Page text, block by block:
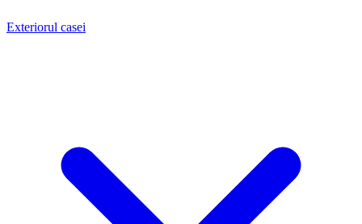
Exteriorul casei